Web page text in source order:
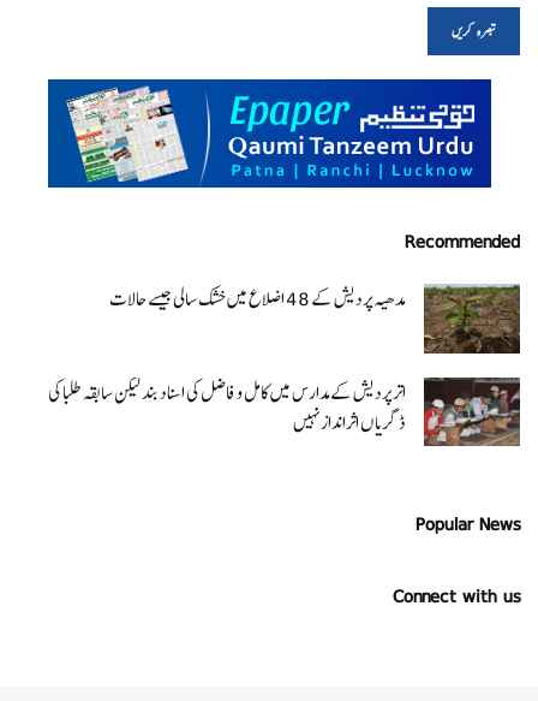
Recommended
مدھیہ پردیش کے 48 اضلاع میں خشک سالی جیسے حالات
اتر پردیش کےمدارس میں کامل و فاضل کی اسناد بند لیکن سابقہ طلبا کی
ڈگریا ں اثرانداز نہیں
Popular News
Connect with us